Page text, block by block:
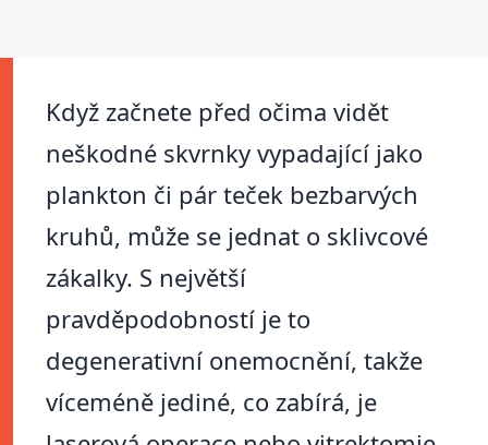
Když začnete před očima vidět
neškodné skvrnky vypadající jako
plankton či pár teček bezbarvých
kruhů, může se jednat o sklivcové
zákalky. S největší
pravděpodobností je to
degenerativní onemocnění, takže
víceméně jediné, co zabírá, je